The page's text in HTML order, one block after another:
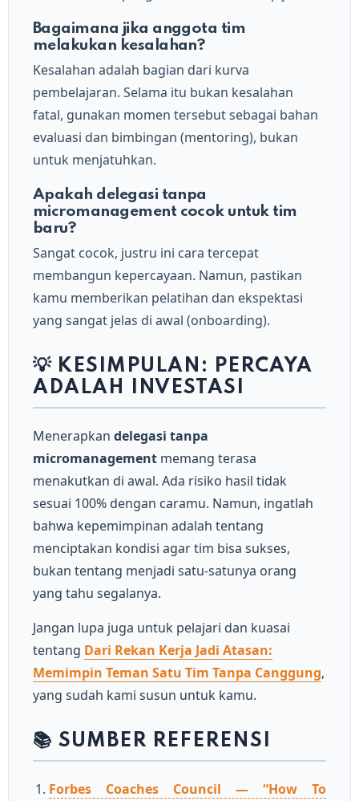
Bagaimana jika anggota tim
melakukan kesalahan?
Kesalahan adalah bagian dari kurva
pembelajaran. Selama itu bukan kesalahan
fatal, gunakan momen tersebut sebagai bahan
evaluasi dan bimbingan (mentoring), bukan
untuk menjatuhkan.
Apakah delegasi tanpa
micromanagement cocok untuk tim
baru?
Sangat cocok, justru ini cara tercepat
membangun kepercayaan. Namun, pastikan
kamu memberikan pelatihan dan ekspektasi
yang sangat jelas di awal (onboarding).
💡 KESIMPULAN: PERCAYA
ADALAH INVESTASI
Menerapkan delegasi tanpa
micromanagement memang terasa
menakutkan di awal. Ada risiko hasil tidak
sesuai 100% dengan caramu. Namun, ingatlah
bahwa kepemimpinan adalah tentang
menciptakan kondisi agar tim bisa sukses,
bukan tentang menjadi satu-satunya orang
yang tahu segalanya.
Jangan lupa juga untuk pelajari dan kuasai
tentang Dari Rekan Kerja Jadi Atasan:
Memimpin Teman Satu Tim Tanpa Canggung,
yang sudah kami susun untuk kamu.
📚 SUMBER REFERENSI
Forbes Coaches Council — “How To